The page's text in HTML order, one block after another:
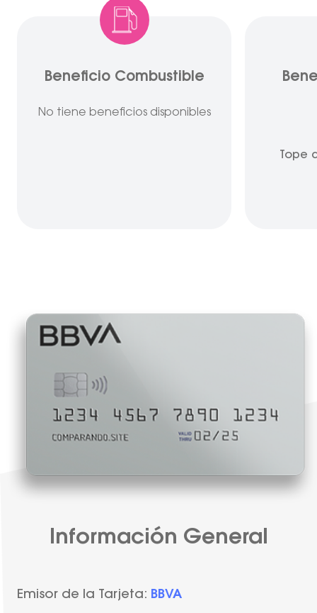
Beneficio Combustible
No tiene beneficios disponibles
Tope
Información General
Emisor de la Tarjeta: BBVA